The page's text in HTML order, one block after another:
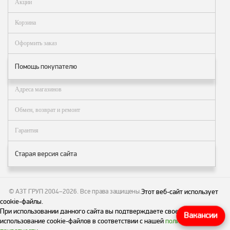
Оплата
Доставка
и
самовывоз
Гарантия
возврат
Вакансии
Акции
Корзина
Оформить заказ
Помощь покупателю
Адреса магазинов
Обмен, возврат и ремонт
Гарантия
Старая версия сайта
© АЗТ ГРУП 2004–2026. Все права защищены.Этот веб-сайт использует
cookie-файлы.
При использовании данного сайта вы подтверждаете свое согласие на
использование cookie-файлов в соответствии с нашейполитикой
Вакансии